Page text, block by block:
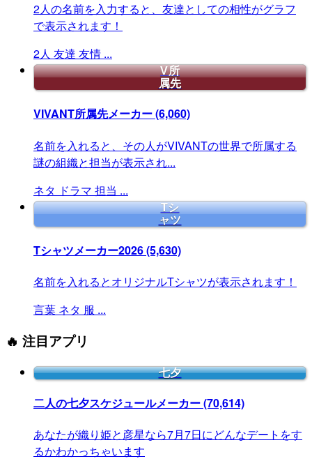
2人の名前を入力すると、友達としての相性がグラフ
で表示されます！
2人 友達 友情 ...
V所
属先
VIVANT所属先メーカー(6,060)
名前を入れると、その人がVIVANTの世界で所属する
謎の組織と担当が表示され...
ネタ ドラマ 担当 ...
Tシ
ャツ
Tシャツメーカー2026(5,630)
名前を入れるとオリジナルTシャツが表示されます！
言葉 ネタ 服 ...
🔥 注目アプリ
七夕
二人の七夕スケジュールメーカー(70,614)
あなたが織り姫と彦星なら7月7日にどんなデートをす
るかわかっちゃいます